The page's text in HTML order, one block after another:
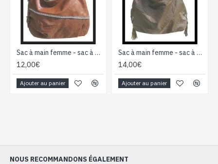
Sac à main femme - sac à main Caramel
12,00€
Ajouter au panier
Sac à main femme - sac à main Marron Clair
14,00€
Ajouter au panier
NOUS RECOMMANDONS ÉGALEMENT